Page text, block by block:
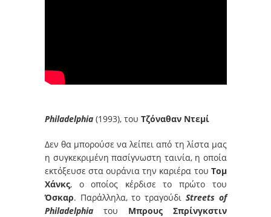
Philadelphia (1993), του Τζόναθαν Ντεμί
Δεν θα μπορούσε να λείπει από τη λίστα μας
η συγκεκριμένη πασίγνωστη ταινία, η οποία
εκτόξευσε στα ουράνια την καριέρα του Τομ
Χάνκς, o οποίος κέρδισε το πρώτο του
Όσκαρ. Παράλληλα, το τραγούδι Streets of
Philadelphia του Μπρους Σπρίνγκστιν